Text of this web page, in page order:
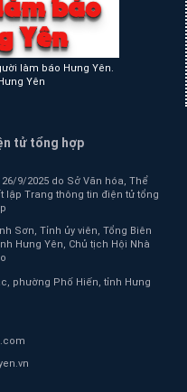
làm báo Hưng Yên.
Yên
tử tổng hợp
9/2025 do Sở Văn hóa, Thể
lập Trang thông tin điện tử tổng
Sơn, Tỉnh ủy viên, Tổng Biên
Hưng Yên, Chủ tịch Hội Nhà
phường Phố Hiến, tỉnh Hưng